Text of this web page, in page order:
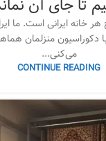
تا جای آن
خانه ایرانی است. ما
دکوراسیون منزلمان
می‌کنی...
CONTINUE READING